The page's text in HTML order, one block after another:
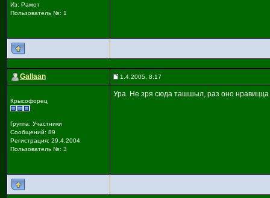
Из: Рамот
Пользователь №: 1
Gallaan 1.4.2005, 8:17
Крысофорец
Группа: Участники
Сообщений: 89
Регистрация: 29.4.2004
Пользователь №: 3
Ура. Не зря сюда ташшыл, раз оно нравицца